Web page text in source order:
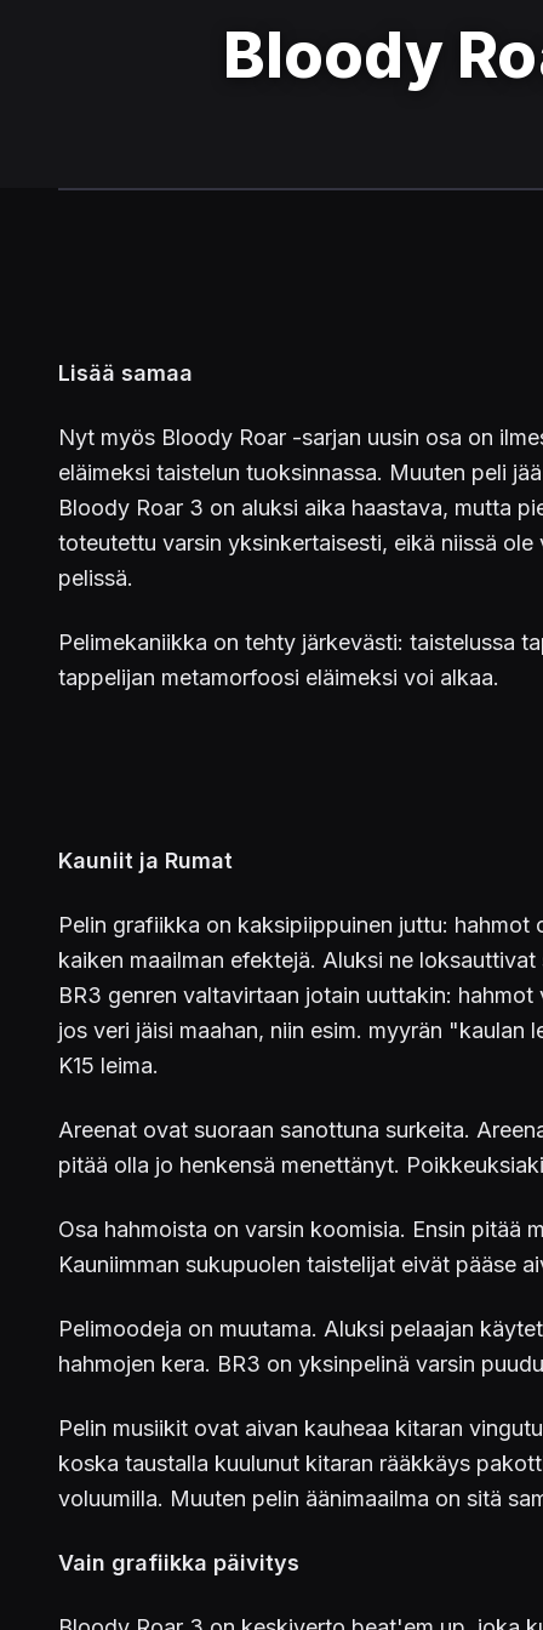
Bloody
Lisää samaa
Nyt myös Bloody Roar -sarjan uusin osa on
eläimeksi taistelun tuoksinnassa. Muuten peli
Bloody Roar 3 on aluksi aika haastava, mutta
toteutettu varsin yksinkertaisesti, eikä niissä
pelissä.
Pelimekaniikka on tehty järkevästi: taistelussa
tappelijan metamorfoosi eläimeksi voi alkaa.
Kauniit ja Rumat
Pelin grafiikka on kaksipiippuinen juttu:
kaiken maailman efektejä. Aluksi ne
BR3 genren valtavirtaan jotain uuttakin:
jos veri jäisi maahan, niin esim. myyrän
K15 leima.
Areenat ovat suoraan sanottuna surkeita.
pitää olla jo henkensä menettänyt.
Osa hahmoista on varsin koomisia. Ensin pitää
Kauniimman sukupuolen taistelijat eivät pääse
Pelimoodeja on muutama. Aluksi pelaajan
hahmojen kera. BR3 on yksinpelinä varsin
Pelin musiikit ovat aivan kauheaa kitaran
koska taustalla kuulunut kitaran rääkkäys
voluumilla. Muuten pelin äänimaailma on sitä
Vain grafiikka päivitys